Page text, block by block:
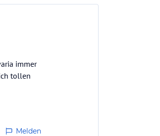
immer
tollen
Melden